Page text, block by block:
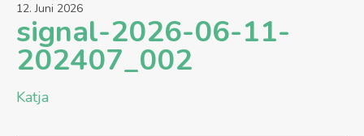
12. Juni 2026
signal-2026-06-11-
202407_002
Katja